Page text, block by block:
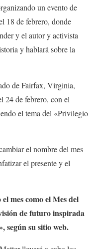
un evento de
18 de febrero, donde
y el autor y activista
y hablará sobre la
de Fairfax, Virginia,
24 de febrero, con el
el tema del «Privilegio
el nombre del mes
el presente y el
mes como el Mes del
de futuro inspirada
,según su sitio web.